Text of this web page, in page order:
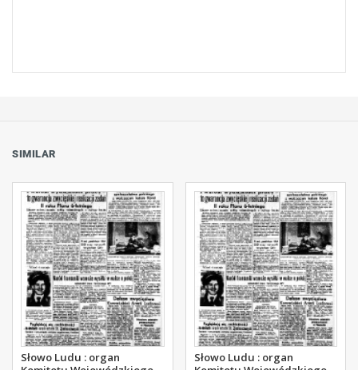
SIMILAR
Słowo Ludu : organ
Słowo Ludu : organ